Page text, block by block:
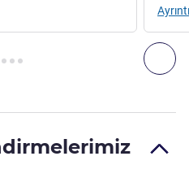
RESTAURANT ,